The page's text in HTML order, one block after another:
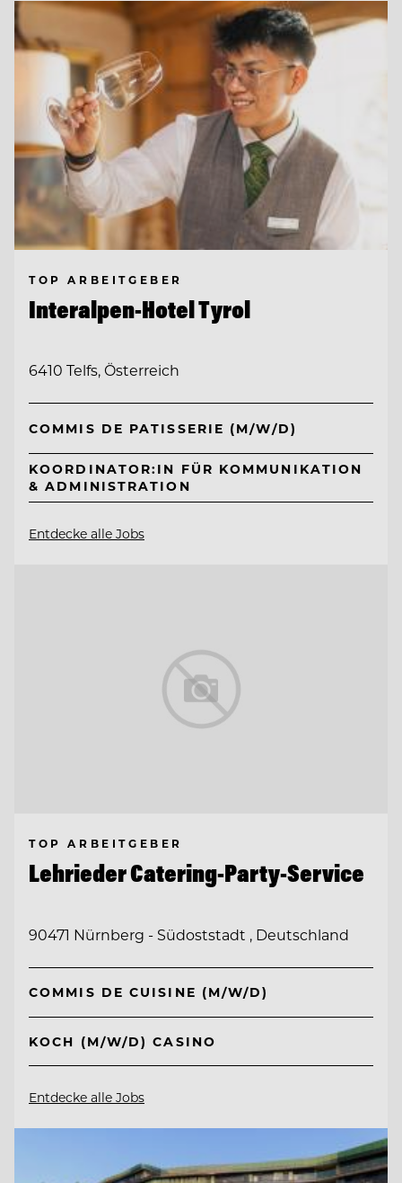
TOP ARBEITGEBER
Interalpen-Hotel Tyrol
6410 Telfs, Österreich
COMMIS DE PATISSERIE (M/W/D)
KOORDINATOR:IN FÜR KOMMUNIKATION
& ADMINISTRATION
Entdecke alle Jobs
TOP ARBEITGEBER
Lehrieder Catering-Party-Service
90471 Nürnberg - Südoststadt , Deutschland
COMMIS DE CUISINE (M/W/D)
KOCH (M/W/D) CASINO
Entdecke alle Jobs